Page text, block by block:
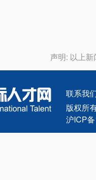
声明: 以上
联系我
版权所
沪ICP